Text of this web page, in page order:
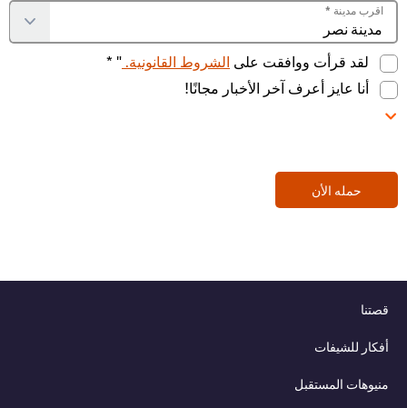
اقرب مدينة *
لقد قرأت ووافقت على الشروط القانونية." *
أنا عايز أعرف آخر الأخبار مجانًا!
حمله الأن
قصتنا
أفكار للشيفات
منيوهات المستقبل